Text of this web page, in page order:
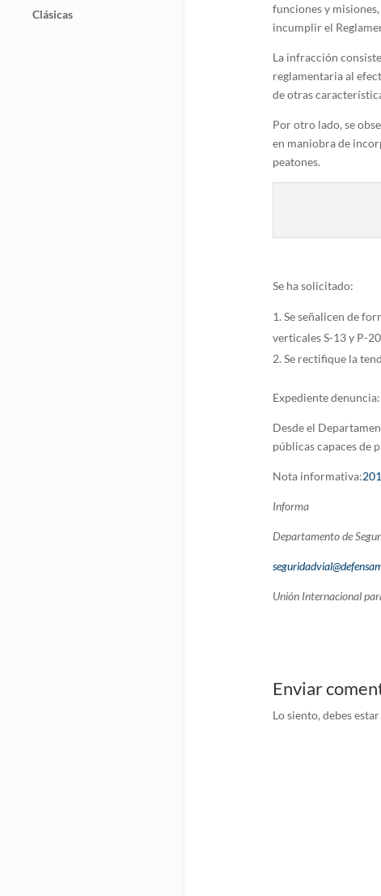
Clásicas
funciones y
incumplir el
La infracción
reglamentaria al
de otras
Por otro lado, se
en maniobra de
peatones.
Se ha solicitado:
Se señalicen de
verticales S-13 y P-
Se rectifique la
Expediente
Desde el
públicas capaces de
Nota informativa:
Informa
Departamento de
Unión Internacional
Enviar
Lo siento, debes estar